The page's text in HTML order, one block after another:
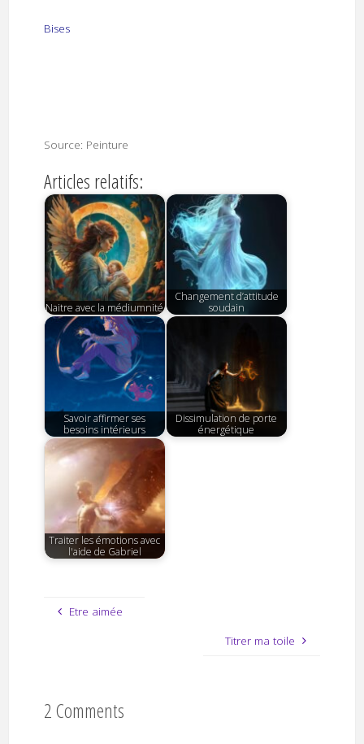
Bises
Source: Peinture
Articles relatifs:
Naitre avec la médiumnité
Changement d’attitude
soudain
Savoir affirmer ses
besoins intérieurs
Dissimulation de porte
énergétique
Traiter les émotions avec
l'aide de Gabriel
Etre aimée
Titrer ma toile
2 Comments